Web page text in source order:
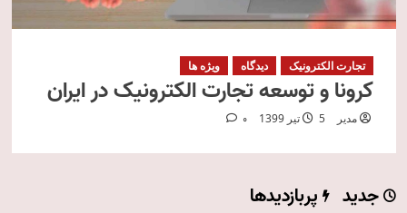
تجارت الکترونیک دیدگاه ویژه ها
کرونا و توسعه تجارت الکترونیک در ایران
مدیر 5 تیر 1399 0
جدید پربازدیدها